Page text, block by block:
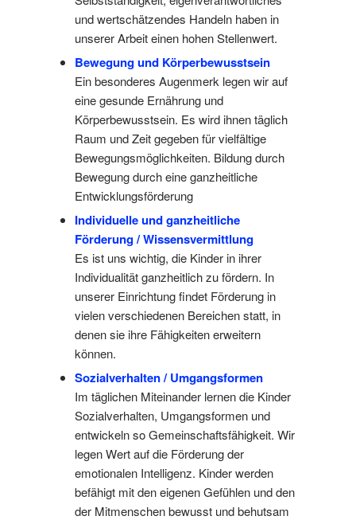
und wertschätzendes Handeln haben in
unserer Arbeit einen hohen Stellenwert.
Bewegung und Körperbewusstsein
Ein besonderes Augenmerk legen wir auf
eine gesunde Ernährung und
Körperbewusstsein. Es wird ihnen täglich
Raum und Zeit gegeben für vielfältige
Bewegungsmöglichkeiten. Bildung durch
Bewegung durch eine ganzheitliche
Entwicklungsförderung
Individuelle und ganzheitliche
Förderung / Wissensvermittlung
Es ist uns wichtig, die Kinder in ihrer
Individualität ganzheitlich zu fördern. In
unserer Einrichtung findet Förderung in
vielen verschiedenen Bereichen statt, in
denen sie ihre Fähigkeiten erweitern
können.
Sozialverhalten / Umgangsformen
Im täglichen Miteinander lernen die Kinder
Sozialverhalten, Umgangsformen und
entwickeln so Gemeinschaftsfähigkeit. Wir
legen Wert auf die Förderung der
emotionalen Intelligenz. Kinder werden
befähigt mit den eigenen Gefühlen und den
der Mitmenschen bewusst und behutsam